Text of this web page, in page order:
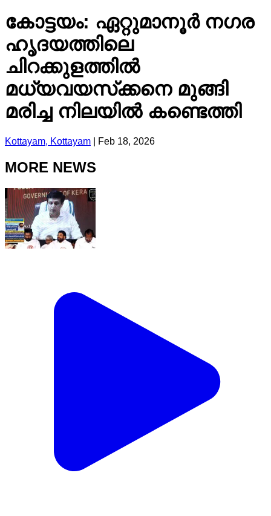
കോട്ടയം: ഏറ്റുമാനൂര്‍ നഗര
ഹൃദയത്തിലെ
ചിറക്കുളത്തില്‍
മധ്യവയസ്‌ക്കനെ മുങ്ങി
മരിച്ച നിലയില്‍ കണ്ടെത്തി
Kottayam, Kottayam Feb 18, 2026
MORE NEWS